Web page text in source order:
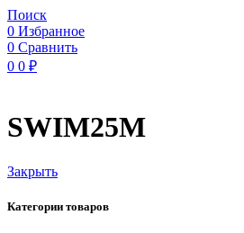
Поиск
0 Избранное
0 Сравнить
0 0 ₽
SWIM25M
Закрыть
Категории товаров